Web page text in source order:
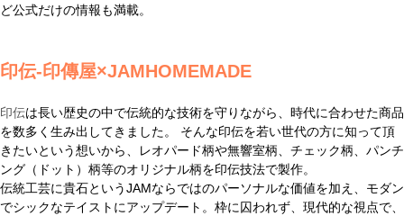
ど公式だけの情報も満載。
印伝-印傳屋×JAMHOMEMADE
印伝は長い歴史の中で伝統的な技術を守りながら、時代に合わせた商品
を数多く生み出してきました。 そんな印伝を若い世代の方に知って頂
きたいという想いから、レオパード柄や無響室柄、チェック柄、パンチ
ング（ドット）柄等のオリジナル柄を印伝技法で製作。
伝統工芸に貴石というJAMならではのパーソナルな価値を加え、モダン
でシックなテイストにアップデート。枠に囚われず、現代的な視点で、